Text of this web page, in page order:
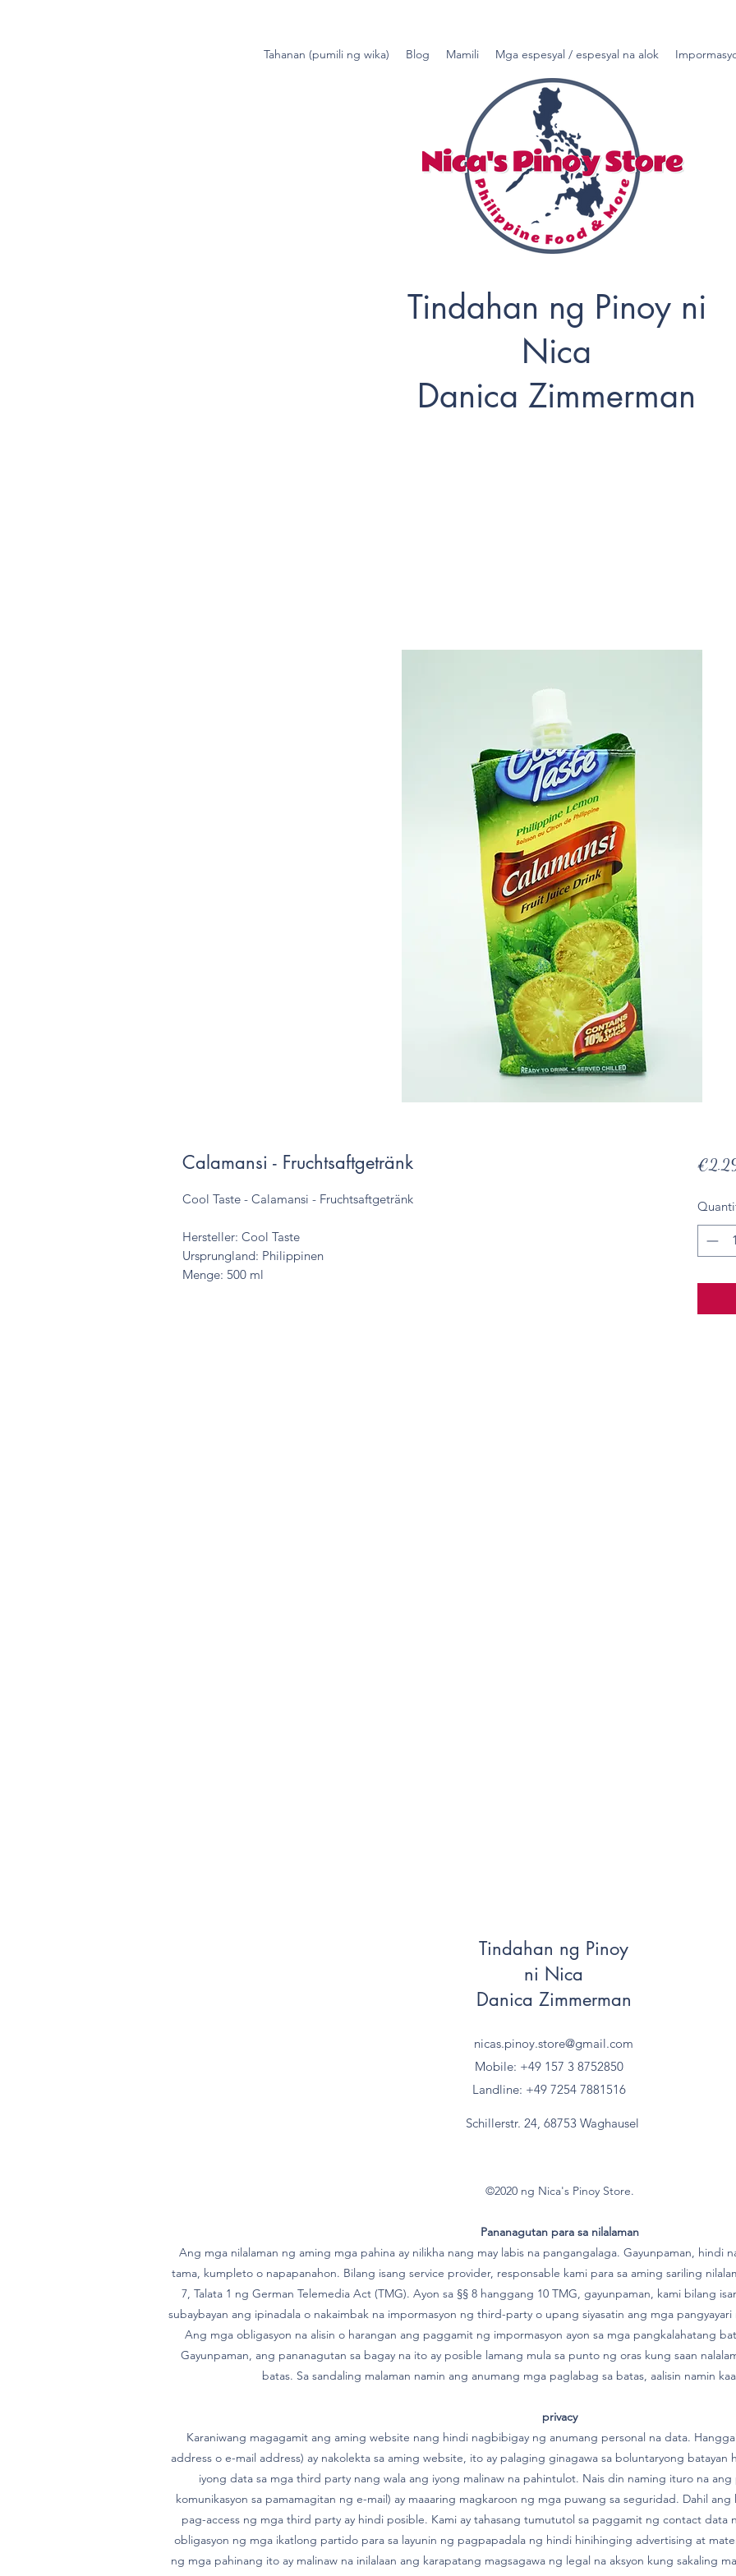
Tahanan (pumili ng wika) Blog Mamili Mga espesyal / espesyal na alok
Tindahan ng Pinoy ni
Nica
Danica Zimmerman
Calamansi - Fruchtsaftgetränk
Cool Taste - Calamansi - Fruchtsaftgetränk
Hersteller: Cool Taste
Ursprungland: Philippinen
Menge: 500 ml
Tindahan ng Pinoy
ni Nica
Danica Zimmerman
nicas.pinoy.store@gmail.com
Mobile: +49 157 3 8752850
Landline: +49 7254 7881516
Schillerstr. 24, 68753 Waghausel
©2020 ng Nica's Pinoy Store.
Pananagutan para sa nilalaman
Ang mga nilalaman ng aming mga pahina ay nilikha nang may labis na pangangalaga. Gayunpaman, hindi
tama, kumpleto o napapanahon. Bilang isang service provider, responsable kami para sa aming sariling
7, Talata 1 ng German Telemedia Act (TMG). Ayon sa §§ 8 hanggang 10 TMG, gayunpaman, kami bilang
subaybayan ang ipinadala o nakaimbak na impormasyon ng third-party o upang siyasatin ang mga
Ang mga obligasyon na alisin o harangan ang paggamit ng impormasyon ayon sa mga pangkalahatang
Gayunpaman, ang pananagutan sa bagay na ito ay posible lamang mula sa punto ng oras kung saan
batas. Sa sandaling malaman namin ang anumang mga paglabag sa batas, aalisin namin
privacy
Karaniwang magagamit ang aming website nang hindi nagbibigay ng anumang personal na data.
address o e-mail address) ay nakolekta sa aming website, ito ay palaging ginagawa sa boluntaryong
iyong data sa mga third party nang wala ang iyong malinaw na pahintulot. Nais din naming ituro na
komunikasyon sa pamamagitan ng e-mail) ay maaaring magkaroon ng mga puwang sa seguridad. Dahil
pag-access ng mga third party ay hindi posible. Kami ay tahasang tumututol sa paggamit ng contact data
obligasyon ng mga ikatlong partido para sa layunin ng pagpapadala ng hindi hinihinging advertising at
ng mga pahinang ito ay malinaw na inilalaan ang karapatang magsagawa ng legal na aksyon kung sakaling